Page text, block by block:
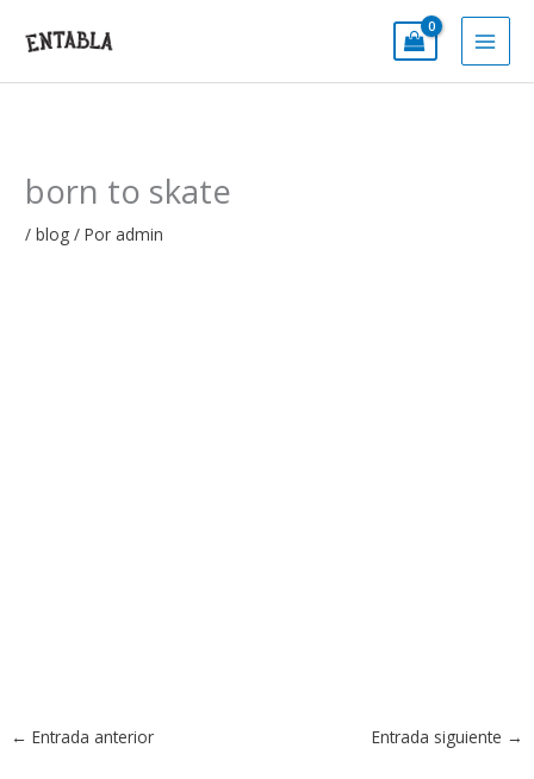
born to skate
/blog / Por admin
← Entrada anterior Entrada siguiente →